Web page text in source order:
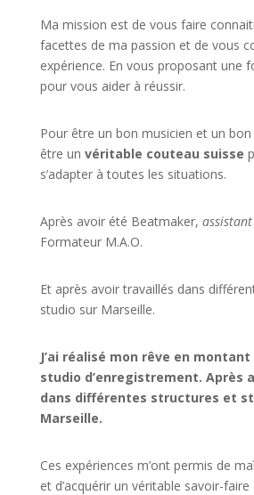
Ma mission est de vous faire
facettes de ma passion et de vous
expérience. En vous proposant une
pour vous aider à réussir.
Pour être un bon musicien et un
être un véritable couteau suisse
s’adapter à toutes les situations.
Après avoir été Beatmaker, assistant
Formateur M.A.O.
Et après avoir travaillés dans
studio sur Marseille.
J’ai réalisé mon rêve en
studio d’enregistrement. Après
dans différentes structures et
Marseille.
Ces expériences m’ont permis de
et d’acquérir un véritable savoir-faire